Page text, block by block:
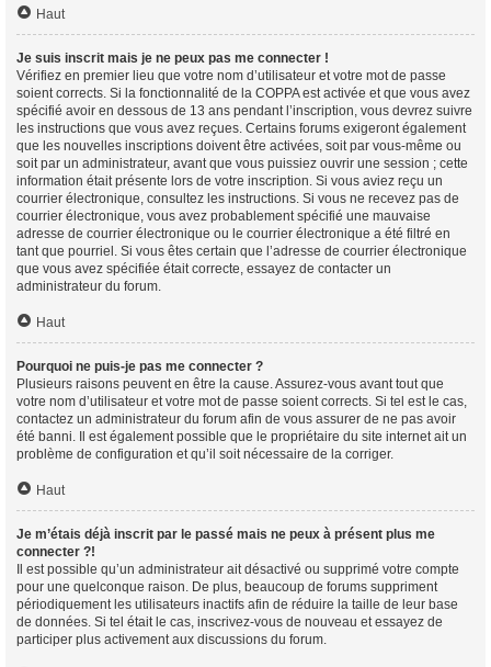
Haut
Je suis inscrit mais je ne peux pas me connecter !
Vérifiez en premier lieu que votre nom d’utilisateur et votre mot de passe
soient corrects. Si la fonctionnalité de la COPPA est activée et que vous avez
spécifié avoir en dessous de 13 ans pendant l’inscription, vous devrez suivre
les instructions que vous avez reçues. Certains forums exigeront également
que les nouvelles inscriptions doivent être activées, soit par vous-même ou
soit par un administrateur, avant que vous puissiez ouvrir une session ; cette
information était présente lors de votre inscription. Si vous aviez reçu un
courrier électronique, consultez les instructions. Si vous ne recevez pas de
courrier électronique, vous avez probablement spécifié une mauvaise
adresse de courrier électronique ou le courrier électronique a été filtré en
tant que pourriel. Si vous êtes certain que l’adresse de courrier électronique
que vous avez spécifiée était correcte, essayez de contacter un
administrateur du forum.
Haut
Pourquoi ne puis-je pas me connecter ?
Plusieurs raisons peuvent en être la cause. Assurez-vous avant tout que
votre nom d’utilisateur et votre mot de passe soient corrects. Si tel est le cas,
contactez un administrateur du forum afin de vous assurer de ne pas avoir
été banni. Il est également possible que le propriétaire du site internet ait un
problème de configuration et qu’il soit nécessaire de la corriger.
Haut
Je m’étais déjà inscrit par le passé mais ne peux à présent plus me
connecter ?!
Il est possible qu’un administrateur ait désactivé ou supprimé votre compte
pour une quelconque raison. De plus, beaucoup de forums suppriment
périodiquement les utilisateurs inactifs afin de réduire la taille de leur base
de données. Si tel était le cas, inscrivez-vous de nouveau et essayez de
participer plus activement aux discussions du forum.